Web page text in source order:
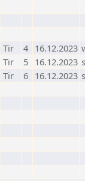
Tir 4 16.12.2023
Tir 5 16.12.2023 s
Tir 6 16.12.2023 s